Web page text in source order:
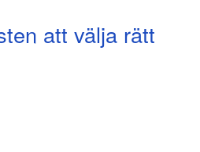
att välja rätt